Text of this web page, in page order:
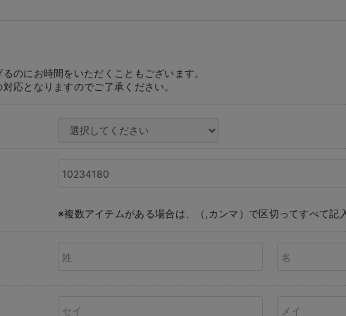
のにお時間をいただくこともございます。
応となりますのでご了承ください。
※複数アイテムがある場合は、（,カンマ）で区切ってすべて記